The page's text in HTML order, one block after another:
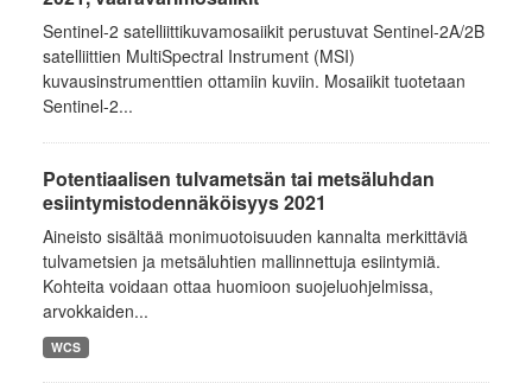
Sentinel-2 satelliittikuvamosaiikit perustuvat Sentinel-2A/2B
satelliittien MultiSpectral Instrument (MSI)
kuvausinstrumenttien ottamiin kuviin. Mosaiikit tuotetaan
Sentinel-2...
Potentiaalisen tulvametsän tai metsäluhdan
esiintymistodennäköisyys 2021
Aineisto sisältää monimuotoisuuden kannalta merkittäviä
tulvametsien ja metsäluhtien mallinnettuja esiintymiä.
Kohteita voidaan ottaa huomioon suojeluohjelmissa,
arvokkaiden...
WCS